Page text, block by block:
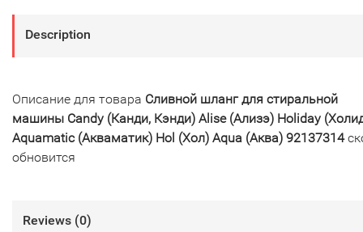
Description
Описание для товара Сливной шланг для стиральной
машины Candy (Канди, Кэнди) Alise (Ализэ) Holiday
Aquamatic (Акваматик) Hol (Хол) Aqua (Аква) 92137314
обновится
Reviews (0)